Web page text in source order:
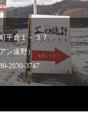
平倉１－３７
ン遠野）
2830-3747